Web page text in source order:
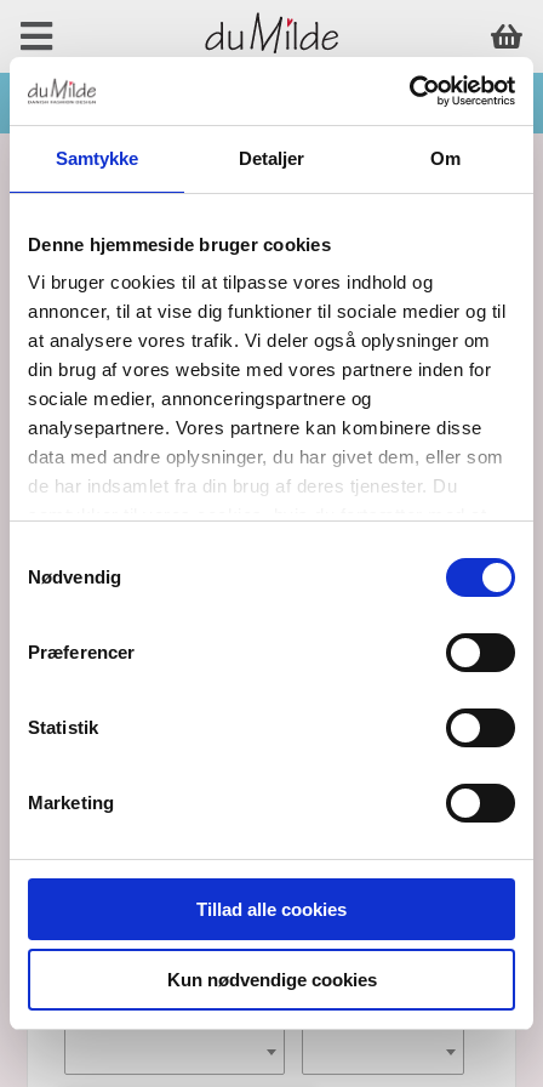
Samtykke Detaljer Om
Denne hjemmeside bruger cookies
Vi bruger cookies til at tilpasse vores indhold og
annoncer, til at vise dig funktioner til sociale medier og til
at analysere vores trafik. Vi deler også oplysninger om
din brug af vores website med vores partnere inden for
sociale medier, annonceringspartnere og
analysepartnere. Vores partnere kan kombinere disse
data med andre oplysninger, du har givet dem, eller som
de har indsamlet fra din brug af deres tjenester. Du
Nødvendig
Præferencer
Statistik
Marketing
Tillad alle cookies
Kun nødvendige cookies
LEGGINGS LONG RED
Produktnummer: BAS LEG LON RED
PrisDKK 199,-
1